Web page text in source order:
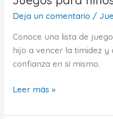
Deja un comentario /
Conoce una lista de
hijo a vencer la timidez y
confianza en sí mismo.
Juegos
niños
Leer más »